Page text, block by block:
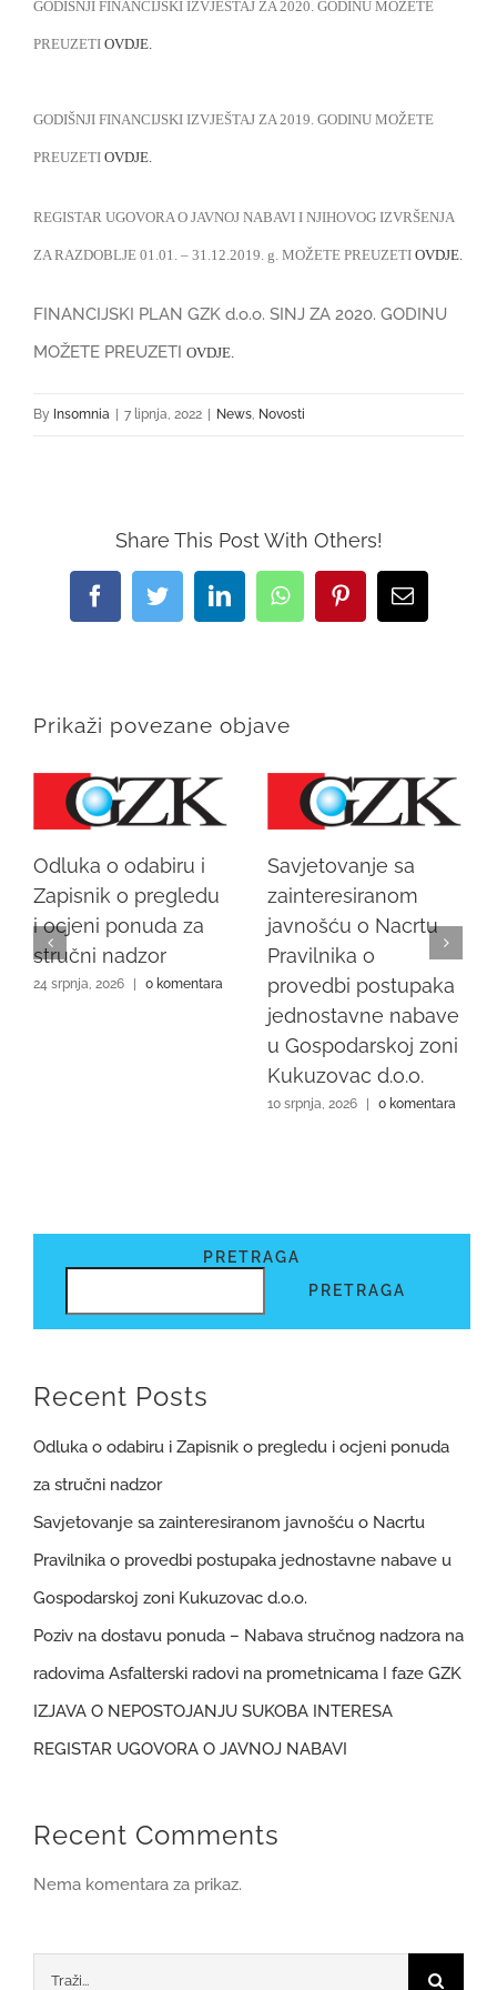
GODIŠNJI FINANCIJSKI IZVJEŠTAJ ZA 2020. GODINU MOŽETE
PREUZETI OVDJE.
GODIŠNJI FINANCIJSKI IZVJEŠTAJ ZA 2019. GODINU MOŽETE
PREUZETI OVDJE.
REGISTAR UGOVORA O JAVNOJ NABAVI I NJIHOVOG IZVRŠENJA
ZA RAZDOBLJE 01.01. – 31.12.2019. g. MOŽETE PREUZETI OVDJE.
FINANCIJSKI PLAN GZK d.o.o. SINJ ZA 2020. GODINU
MOŽETE PREUZETI OVDJE.
By Ins0mnia | 7 lipnja, 2022 | News Novosti
Share This Post With Others!
FacebookTwitterLinkedInWhatsAppPinterestEmail:
Prikaži povezane objave
Odluka o odabiru i
Zapisnik o pregledu
i ocjeni ponuda za
stručni nadzor
24 srpnja, 2026 0 komentara
Savjetovanje sa
zainteresiranom
javnošću o Nacrtu
Pravilnika o
provedbi postupaka
jednostavne nabave
u Gospodarskoj zoni
Kukuzovac d.o.o.
10 srpnja, 2026 0 komentara
PRETRAGA
PRETRAGA
Recent Posts
Odluka o odabiru i Zapisnik o pregledu i ocjeni ponuda
za stručni nadzor
Savjetovanje sa zainteresiranom javnošću o Nacrtu
Pravilnika o provedbi postupaka jednostavne nabave u
Gospodarskoj zoni Kukuzovac d.o.o.
Poziv na dostavu ponuda – Nabava stručnog nadzora na
radovima Asfalterski radovi na prometnicama I faze GZK
IZJAVA O NEPOSTOJANJU SUKOBA INTERESA
REGISTAR UGOVORA O JAVNOJ NABAVI
Recent Comments
Nema komentara za prikaz.
Traži...